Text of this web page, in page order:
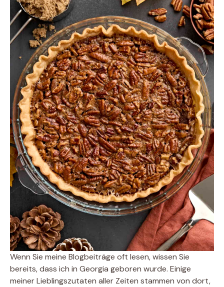
Wenn Sie meine Blogbeiträge oft lesen, wissen Sie
bereits, dass ich in Georgia geboren wurde. Einige
meiner Lieblingszutaten aller Zeiten stammen von dort,